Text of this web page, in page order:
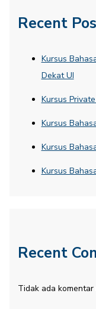
Recent
Kursus
Dekat UI
Kursus
Kursus
Kursus
Kursus
Recent
Tidak ada